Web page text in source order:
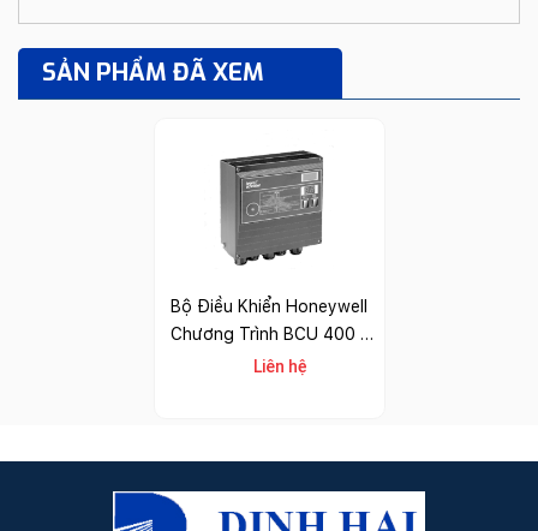
SẢN PHẨM ĐÃ XEM
Bộ Điều Khiển Honeywell
Chương Trình BCU 400 –
TI
Liên hệ